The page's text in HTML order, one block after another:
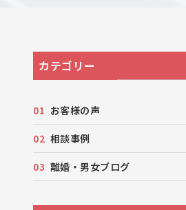
カテゴリー
お客様の声
相談事例
離婚・男女ブログ